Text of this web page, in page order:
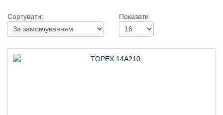
Сортувати: Показати